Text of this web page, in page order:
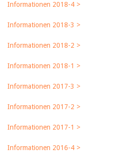
Informationen 2018-4 >
Informationen 2018-3 >
Informationen 2018-2 >
Informationen 2018-1 >
Informationen 2017-3 >
Informationen 2017-2 >
Informationen 2017-1 >
Informationen 2016-4 >